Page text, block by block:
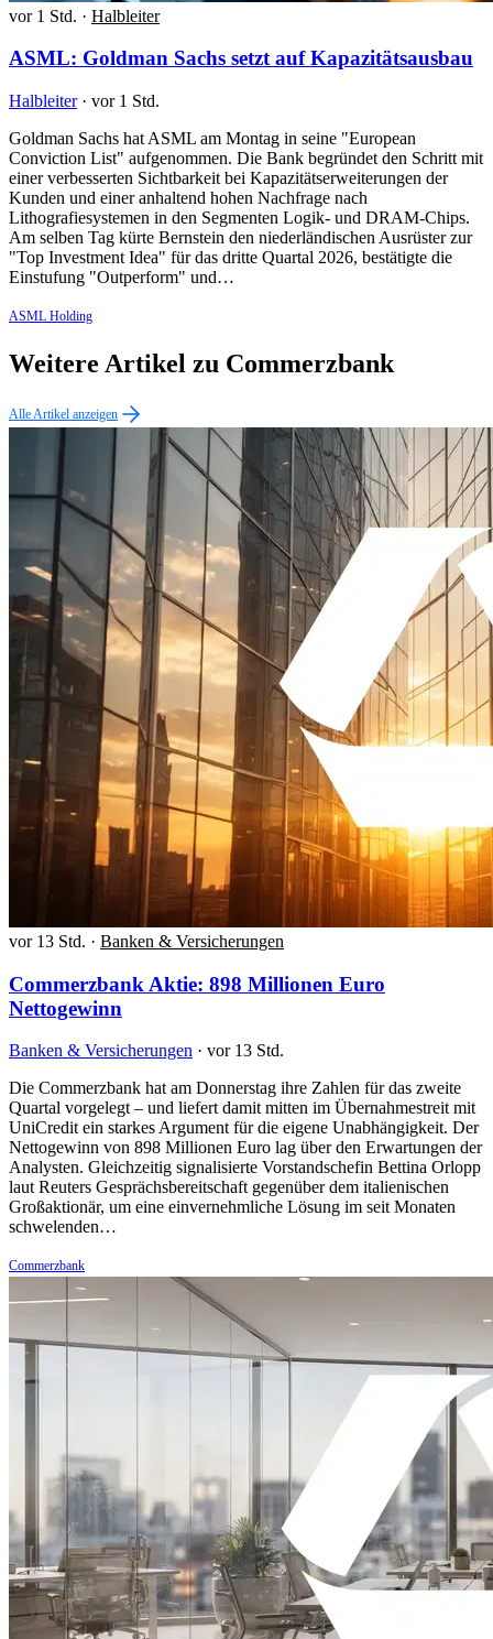
vor 1 Std. · Halbleiter
ASML: Goldman Sachs setzt auf Kapazitätsausbau
Halbleiter · vor 1 Std.
Goldman Sachs hat ASML am Montag in seine "European
Conviction List" aufgenommen. Die Bank begründet den Schritt mit
einer verbesserten Sichtbarkeit bei Kapazitätserweiterungen der
Kunden und einer anhaltend hohen Nachfrage nach
Lithografiesystemen in den Segmenten Logik- und DRAM-Chips.
Am selben Tag kürte Bernstein den niederländischen Ausrüster zur
"Top Investment Idea" für das dritte Quartal 2026, bestätigte die
Einstufung "Outperform" und…
ASML Holding
Weitere Artikel zu Commerzbank
Alle Artikel anzeigen
vor 13 Std. · Banken & Versicherungen
Commerzbank Aktie: 898 Millionen Euro
Nettogewinn
Banken & Versicherungen · vor 13 Std.
Die Commerzbank hat am Donnerstag ihre Zahlen für das zweite
Quartal vorgelegt – und liefert damit mitten im Übernahmestreit mit
UniCredit ein starkes Argument für die eigene Unabhängigkeit. Der
Nettogewinn von 898 Millionen Euro lag über den Erwartungen der
Analysten. Gleichzeitig signalisierte Vorstandschefin Bettina Orlopp
laut Reuters Gesprächsbereitschaft gegenüber dem italienischen
Großaktionär, um eine einvernehmliche Lösung im seit Monaten
schwelenden…
Commerzbank